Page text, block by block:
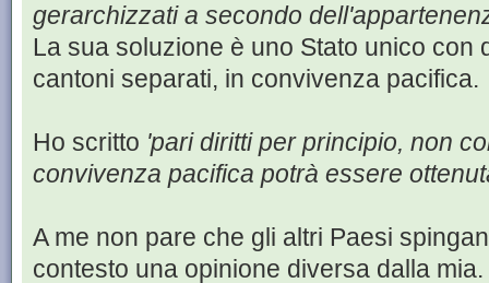
gerarchizzati a secondo
La sua soluzione è uno Stato unico con
cantoni separati, in convivenza pacifica.
Ho scritto 'pari diritti per principio, non
convivenza pacifica potrà essere
A me non pare che gli altri Paesi
contesto una opinione diversa dalla mia.